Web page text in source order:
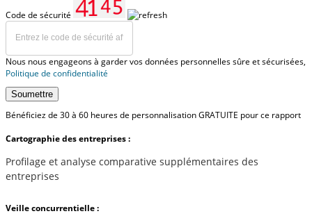
Code de sécurité
Nous nous engageons à garder vos données personnelles sûre et sécurisées,
Politique de confidentialité
Soumettre
Bénéficiez de 30 à 60 heures de personnalisation GRATUITE pour ce rapport
Cartographie des entreprises :
Profilage et analyse comparative supplémentaires des
entreprises
Veille concurrentielle :